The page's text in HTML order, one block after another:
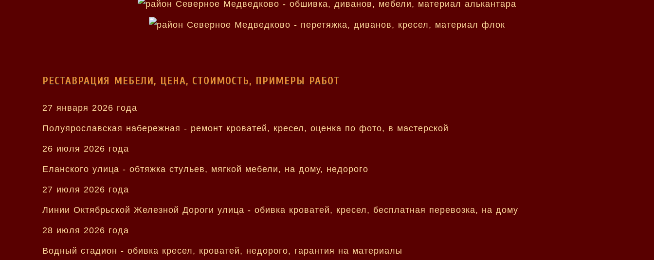
РЕСТАВРАЦИЯ МЕБЕЛИ, ЦЕНА, СТОИМОСТЬ, ПРИМЕРЫ РАБОТ
27 января 2026 года
Полуярославская набережная - ремонт кроватей, кресел, оценка по фото, в мастерской
26 июля 2026 года
Еланского улица - обтяжка стульев, мягкой мебели, на дому, недорого
27 июля 2026 года
Линии Октябрьской Железной Дороги улица - обивка кроватей, кресел, бесплатная перевозка, на дому
28 июля 2026 года
Водный стадион - обивка кресел, кроватей, недорого, гарантия на материалы